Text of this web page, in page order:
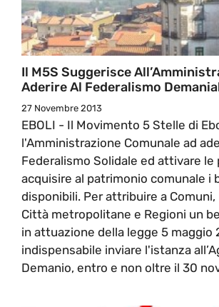
Il M5S Suggerisce
Aderire Al Federalismo
27 Novembre 2013
EBOLI - Il Movimento 5 Stelle di
l'Amministrazione Comunale ad
Federalismo Solidale ed attivare le
acquisire al patrimonio comunale i
disponibili. Per attribuire a Comuni,
Città metropolitane e Regioni un
in attuazione della legge 5 maggio
indispensabile inviare l'istanza
Demanio, entro e non oltre il 30